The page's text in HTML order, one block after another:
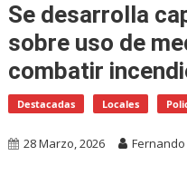
Se desarrolla
sobre uso de
combatir
Destacadas Locales
28 Marzo, 2026